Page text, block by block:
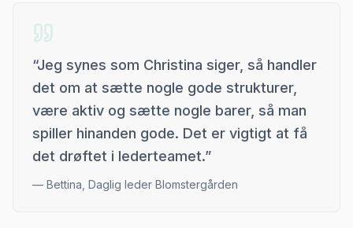
“Jeg synes som Christina siger, så handler
det om at sætte nogle gode strukturer,
være aktiv og sætte nogle barer, så man
spiller hinanden gode. Det er vigtigt at få
det drøftet i lederteamet.”
— Bettina, Daglig leder Blomstergården